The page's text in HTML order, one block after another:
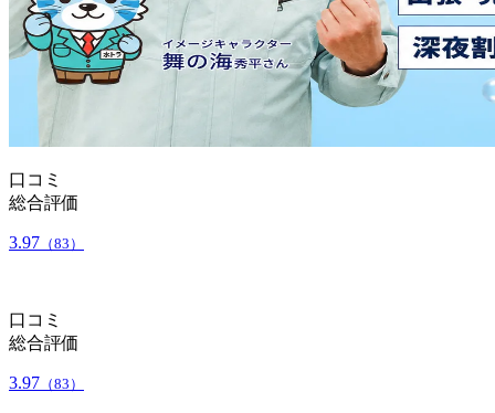
口コミ
総合評価
3.97 （83）
口コミ
総合評価
3.97 （83）